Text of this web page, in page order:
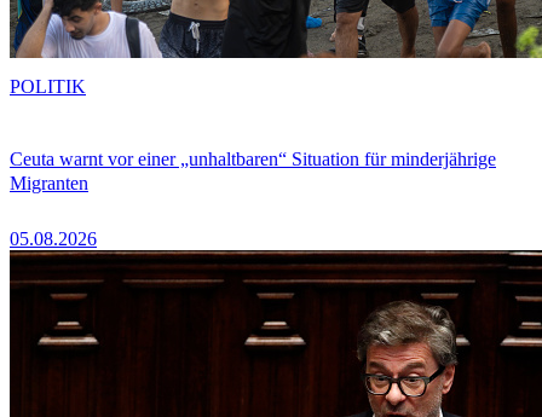
Ceuta warnt vor einer „unhaltbaren“ Situation für minderjährige
Migranten
05.08.2026
POLITIK